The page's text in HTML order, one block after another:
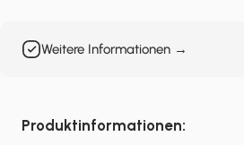
Weitere Informationen →
Produktinformationen: